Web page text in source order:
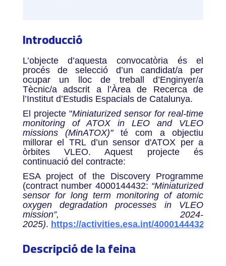
Introducció
L’objecte d’aquesta convocatòria és el
procés de selecció d’un candidat/a per
ocupar un lloc de treball d’Enginyer/a
Tècnic/a adscrit a l’Àrea de Recerca de
l’Institut d’Estudis Espacials de Catalunya.
El projecte "Miniaturized sensor for real-time
monitoring of ATOX in LEO and VLEO
missions (MinATOX)"té com a objectiu
millorar el TRL d’un sensor d'ATOX per a
òrbites VLEO. Aquest projecte és
continuació del contracte:
ESA project of the Discovery Programme
(contract number 4000144432: “Miniaturized
sensor for long term monitoring of atomic
oxygen degradation processes in VLEO
mission”, 2024-
2025). https://activities.esa.int/4000144432
Descripció de la feina